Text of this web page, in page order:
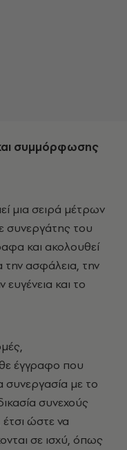
και συμμόρφωσης
μια σειρά μέτρων
συνεργάτης του
και ακολουθεί
την ασφάλεια, την
και το
έγγραφο που
συνεργασία με το
συνεχούς
ώστε να
σε ισχύ, όπως